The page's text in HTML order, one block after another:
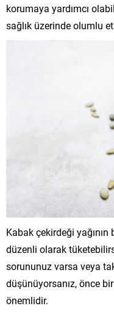
korumaya yardımcı
sağlık üzerinde olumlu
Kabak çekirdeği
düzenli olarak
sorununuz varsa veya
düşünüyorsanız, önce
önemlidir.